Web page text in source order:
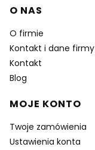
Linki w stopce
O NAS
O firmie
Kontakt i dane firmy
Kontakt
Blog
MOJE KONTO
Twoje zamówienia
Ustawienia konta